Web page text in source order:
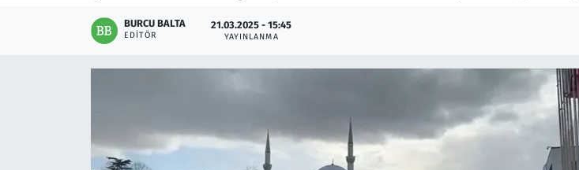
BURCU BALTA
EDITÖR
21.03.2025 - 15:45
YAYINLANMA
Teknoloji ve Bilim
Televizyon